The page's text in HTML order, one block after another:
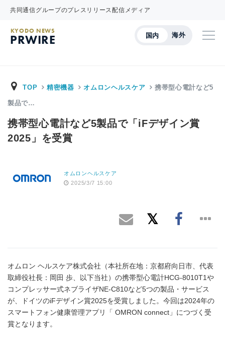
共同通信グループのプレスリリース配信メディア
国内 海外
KYODO NEWS
PRWIRE
TOP 精密機器 オムロンヘルスケア 携帯型心電計など5
製品で…
携帯型心電計など5製品で「iFデザイン賞
2025」を受賞
オムロンヘルスケア
2025/3/7 15:00
オムロン ヘルスケア株式会社（本社所在地：京都府向日市、代表
取締役社長：岡田 歩、以下当社）の携帯型心電計HCG-8010T1や
コンプレッサー式ネブライザNE-C810など5つの製品・サービス
が、ドイツのiFデザイン賞2025を受賞しました。今回は2024年の
スマートフォン健康管理アプリ「 OMRON connect」につづく受
賞となります。